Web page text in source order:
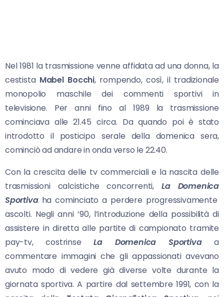
Nel 1981 la trasmissione venne affidata ad una donna, la
cestista Mabel Bocchi, rompendo, così, il tradizionale
monopolio maschile dei commenti sportivi in
televisione. Per anni fino al 1989 la trasmissione
cominciava alle 21.45 circa. Da quando poi è stato
introdotto il posticipo serale della domenica sera,
cominciò ad andare in onda verso le 22.40.
Con la crescita delle tv commerciali e la nascita delle
trasmissioni calcistiche concorrenti, La Domenica
Sportivaha cominciato a perdere progressivamente
ascolti. Negli anni ’90, l’introduzione della possibilità di
assistere in diretta alle partite di campionato tramite
pay-tv, costrinseLa Domenica Sportivaa
commentare immagini che gli appassionati avevano
avuto modo di vedere già diverse volte durante la
giornata sportiva. A partire dal settembre 1991, con la